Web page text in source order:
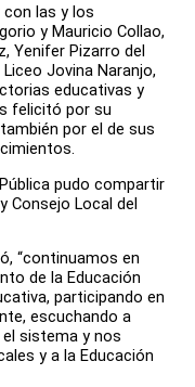
las y los
y Mauricio Collao,
Yenifer Pizarro del
Jovina Naranjo,
educativas y
felicitó por su
por el de sus
pudo compartir
Consejo Local del
“continuamos en
de la Educación
participando en
escuchando a
sistema y nos
y a la Educación